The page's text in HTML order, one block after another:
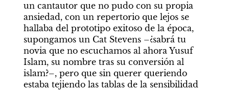
un cantautor que no pudo con su propia
ansiedad, con un repertorio que lejos se
hallaba del prototipo exitoso de la época,
supongamos un Cat Stevens –¿sabrá tu
novia que no escuchamos al ahora Yusuf
Islam, su nombre tras su conversión al
islam?–, pero que sin querer queriendo
estaba tejiendo las tablas de la sensibilidad